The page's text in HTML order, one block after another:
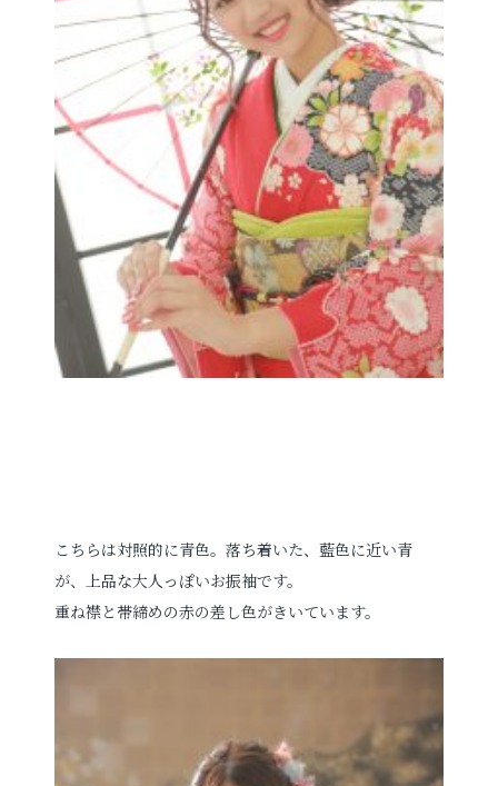
こちらは対照的に青色。落ち着いた、藍色に近い青
が、上品な大人っぽいお振袖です。
重ね襟と帯締めの赤の差し色がきいています。